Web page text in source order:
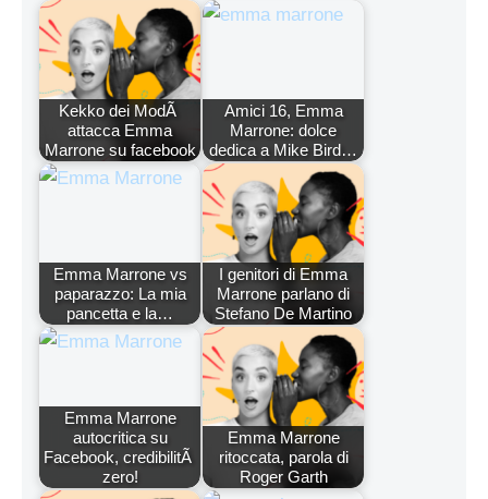
Kekko dei ModÃ
attacca Emma
Marrone su facebook
Amici 16, Emma
Marrone: dolce
dedica a Mike Bird…
Emma Marrone vs
paparazzo: La mia
pancetta e la…
I genitori di Emma
Marrone parlano di
Stefano De Martino
Emma Marrone
autocritica su
Facebook, credibilitÃ
zero!
Emma Marrone
ritoccata, parola di
Roger Garth